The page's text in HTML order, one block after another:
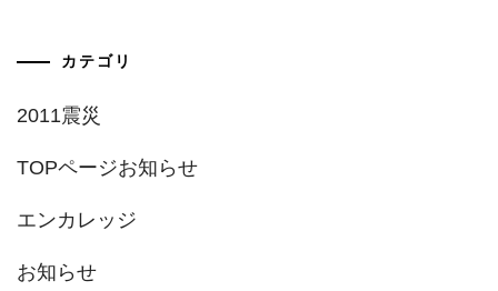
カテゴリ
2011震災
TOPページお知らせ
エンカレッジ
お知らせ